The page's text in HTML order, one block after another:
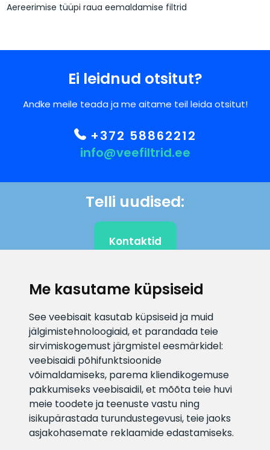
Me kasutame küpsiseid
See veebisait kasutab küpsiseid ja muid
jälgimistehnoloogiaid, et parandada teie
sirvimiskogemust järgmistel eesmärkidel:
veebisaidi põhifunktsioonide
võimaldamiseks, parema kliendikogemuse
pakkumiseks veebisaidil,et mõõta teie huvi
meie toodete ja teenuste vastu ning
isikupärastada turundustegevusi, teie jaoks
asjakohasemate reklaamide edastamiseks.
Aereerimise tüüpi raua eemaldamise filtrid
Ei leidnud otsitut?
Andke meile teada ja me aitame teil leida otsitut!
+372 58862212
info@veefiltrid.ee
Telli uudised:
Kontaktid
E-posti aadress
info@veefiltrid.ee
Infotelefon
+372 58862212
Vaata tööaegu
Reti tee 11, Peetri, 75312 Harju
maakond, Estonia